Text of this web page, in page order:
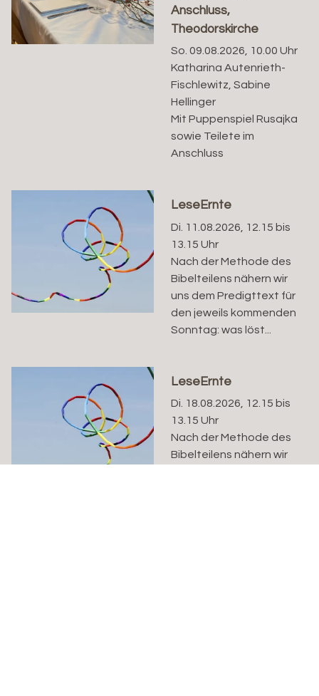
Anschluss,
Theodorskirche
So. 09.08.2026, 10.00 Uhr
Katharina Autenrieth-
Fischlewitz, Sabine
Hellinger
Mit Puppenspiel Rusajka
sowie Teilete im
Anschluss
LeseErnte
Di. 11.08.2026, 12.15 bis
13.15 Uhr
Nach der Methode des
Bibelteilens nähern wir
uns dem Predigttext für
den jeweils kommenden
Sonntag: was löst...
LeseErnte
Di. 18.08.2026, 12.15 bis
13.15 Uhr
Nach der Methode des
Bibelteilens nähern wir